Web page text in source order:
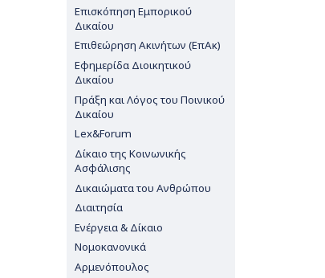
Επισκόπηση Εμπορικού
Δικαίου
Επιθεώρηση Ακινήτων (ΕπΑκ)
Εφημερίδα Διοικητικού
Δικαίου
Πράξη και Λόγος του Ποινικού
Δικαίου
Lex&Forum
Δίκαιο της Κοινωνικής
Ασφάλισης
Δικαιώματα του Ανθρώπου
Διαιτησία
Ενέργεια & Δίκαιο
Νομοκανονικά
Αρμενόπουλος